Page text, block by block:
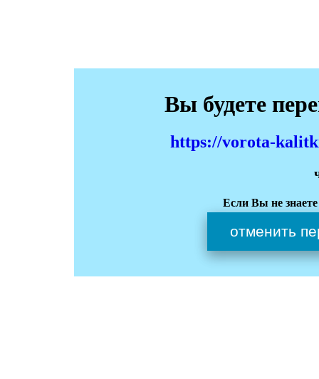
Вы будете
https://vorota-
Если Вы не
отменить